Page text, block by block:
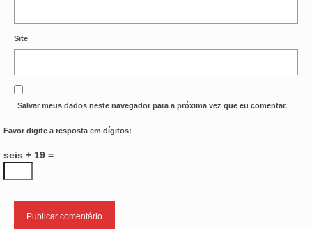
Site
Salvar meus dados neste navegador para a próxima vez que eu comentar.
Favor digite a resposta em dígitos:
seis + 19 =